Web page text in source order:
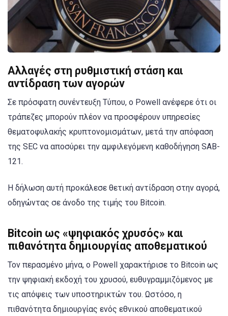
Αλλαγές στη ρυθμιστική στάση και
αντίδραση των αγορών
Σε πρόσφατη συνέντευξη Τύπου, ο Powell ανέφερε ότι οι
τράπεζες μπορούν πλέον να προσφέρουν υπηρεσίες
θεματοφυλακής κρυπτονομισμάτων, μετά την απόφαση
της SEC να αποσύρει την αμφιλεγόμενη καθοδήγηση SAB-
121.
Η δήλωση αυτή προκάλεσε θετική αντίδραση στην αγορά,
οδηγώντας σε άνοδο της τιμής του Bitcoin.
Bitcoin ως «ψηφιακός χρυσός» και
πιθανότητα δημιουργίας αποθεματικού
Τον περασμένο μήνα, ο Powell χαρακτήρισε το Bitcoin ως
την ψηφιακή εκδοχή του χρυσού, ευθυγραμμιζόμενος με
τις απόψεις των υποστηρικτών του. Ωστόσο, η
πιθανότητα δημιουργίας ενός εθνικού αποθεματικού